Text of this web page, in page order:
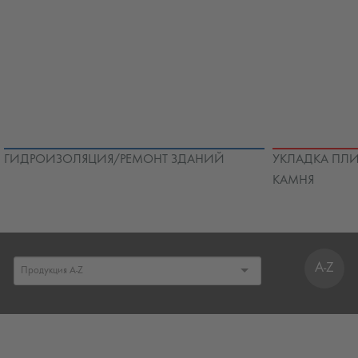
ГИДРОИЗОЛЯЦИЯ/РЕМОНТ ЗДАНИЙ
УКЛАДКА
КАМНЯ
A-Z